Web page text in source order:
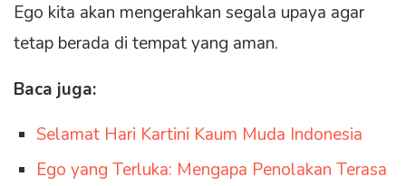
Ego kita akan mengerahkan segala upaya agar
tetap berada di tempat yang aman.
Baca juga:
Selamat Hari Kartini Kaum Muda Indonesia
Ego yang Terluka: Mengapa Penolakan Terasa